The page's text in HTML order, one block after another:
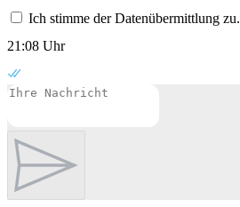
Ich stimme der Datenübermittlung zu.
21:08 Uhr